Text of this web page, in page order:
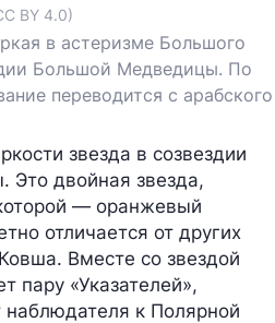
BY 4.0)
в астеризме Большого
Большой Медведицы. По
переводится с арабского
звезда в созвездии
двойная звезда,
— оранжевый
отличается от других
Вместе со звездой
пару «Указателей»,
к Полярной